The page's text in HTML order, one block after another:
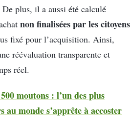
De plus, il a aussi été calculé
non finalisées par les citoyens
fixé pour l’acquisition. Ainsi,
réévaluation transparente et
réel.
moutons : l’un des plus
au monde s’apprête à accoster